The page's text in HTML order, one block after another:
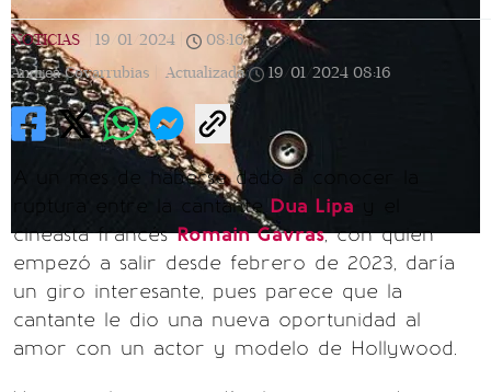
NOTICIAS 19/01/2024 08:16 |
Andrea Covarrubias |
Actualizada 19/01/2024 08:16
A un mes de haberse dado a conocer la
ruptura entre la cantante Dua Lipa
cineasta francésRomain Gavras, con quien
empezó a salir desde febrero de 2023, daría
un giro interesante, pues parece que la
cantante le dio una nueva oportunidad al
amor con un actor y modelo de Hollywood.